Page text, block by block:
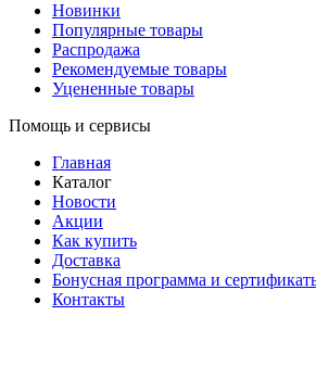
Новинки
Популярные товары
Распродажа
Рекомендуемые товары
Уцененные товары
Помощь и сервисы
Главная
Каталог
Новости
Акции
Как купить
Доставка
Бонусная программа и
Контакты